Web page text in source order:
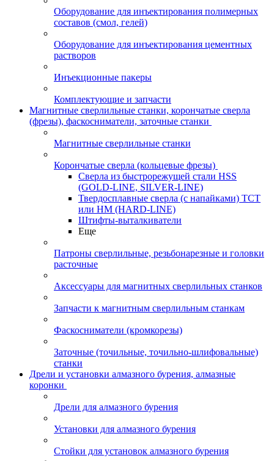
Оборудование для инъектирования полимерных
составов (смол, гелей)
Оборудование для инъектирования цементных
растворов
Инъекционные пакеры
Комплектующие и запчасти
Магнитные сверлильные станки, корончатые сверла
(фрезы), фаскосниматели, заточные станки
Магнитные сверлильные станки
Корончатые сверла (кольцевые фрезы)
Сверла из быстрорежущей стали HSS
(GOLD-LINE, SILVER-LINE)
Твердосплавные сверла (с напайками) ТСТ
или HM (HARD-LINE)
Штифты-выталкиватели
Еще
Патроны сверлильные, резьбонарезные и головки
расточные
Аксессуары для магнитных сверлильных станков
Запчасти к магнитным сверлильным станкам
Фаскосниматели (кромкорезы)
Заточные (точильные, точильно-шлифовальные)
станки
Дрели и установки алмазного бурения, алмазные
коронки
Дрели для алмазного бурения
Установки для алмазного бурения
Стойки для установок алмазного бурения